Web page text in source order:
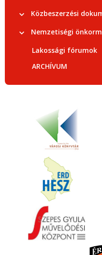
Közbeszerzési
Nemzetiségi
Lakossági fórumok
ARCHÍVUM